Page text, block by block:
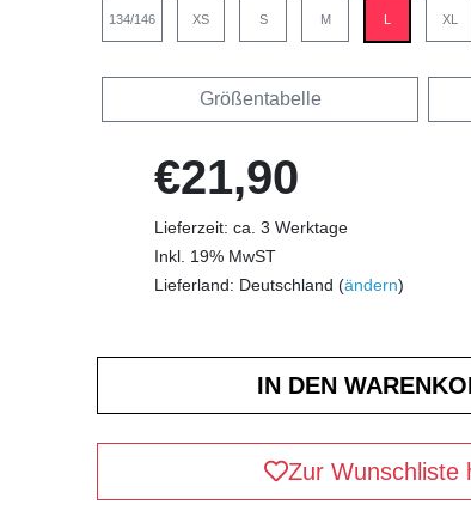
134/146 XS S M L XL
Größentabelle
€21,90
Lieferzeit: ca. 3 Werktage
Inkl. 19% MwST
Lieferland: Deutschland (ändern)
Zur Wunschliste